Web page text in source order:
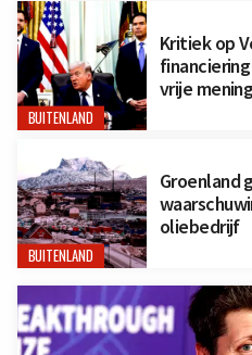
BUITENLAND
Kritiek op
vrije
BUITENLAND
Groenland
oliebedrijf